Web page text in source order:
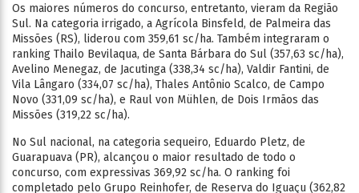
Os maiores números do concurso, entretanto, vieram da Região
Sul. Na categoria irrigado, a Agrícola Binsfeld, de Palmeira das
Missões (RS), liderou com 359,61 sc/ha. Também integraram o
ranking Thailo Bevilaqua, de Santa Bárbara do Sul (357,63 sc/ha),
Avelino Menegaz, de Jacutinga (338,34 sc/ha), Valdir Fantini, de
Vila Lângaro (334,07 sc/ha), Thales Antônio Scalco, de Campo
Novo (331,09 sc/ha), e Raul von Mühlen, de Dois Irmãos das
Missões (319,22 sc/ha).
No Sul nacional, na categoria sequeiro, Eduardo Pletz, de
Guarapuava (PR), alcançou o maior resultado de todo o
concurso, com expressivas 369,92 sc/ha. O ranking foi
completado pelo Grupo Reinhofer, de Reserva do Iguaçu (362,82